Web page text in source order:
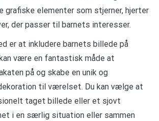
elementer som stjerner, hjerter
der passer til barnets interesser.
er at inkludere barnets billede på
være en fantastisk måde at
på og skabe en unik og
til værelset. Du kan vælge at
taget billede eller et sjovt
i en særlig situation eller sammen